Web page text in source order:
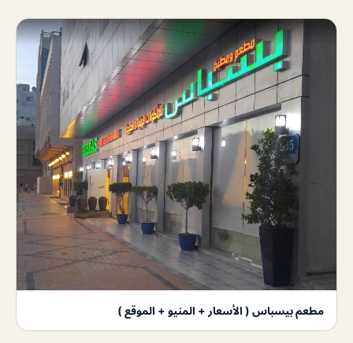
مطعم بيسباس ( الأسعار + المنيو + الموقع )